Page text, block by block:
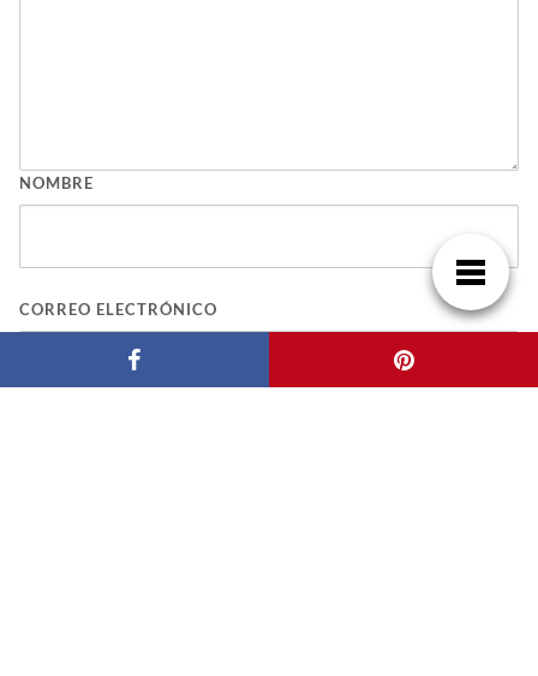
NOMBRE
CORREO ELECTRÓNICO